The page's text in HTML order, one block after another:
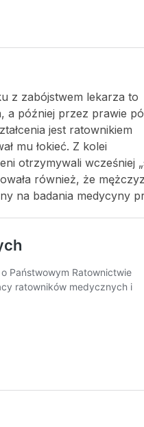
z zabójstwem lekarza to
a później przez prawie
jest ratownikiem
mu łokieć. Z kolei
otrzymywali wcześniej
również, że
na badania medycyny